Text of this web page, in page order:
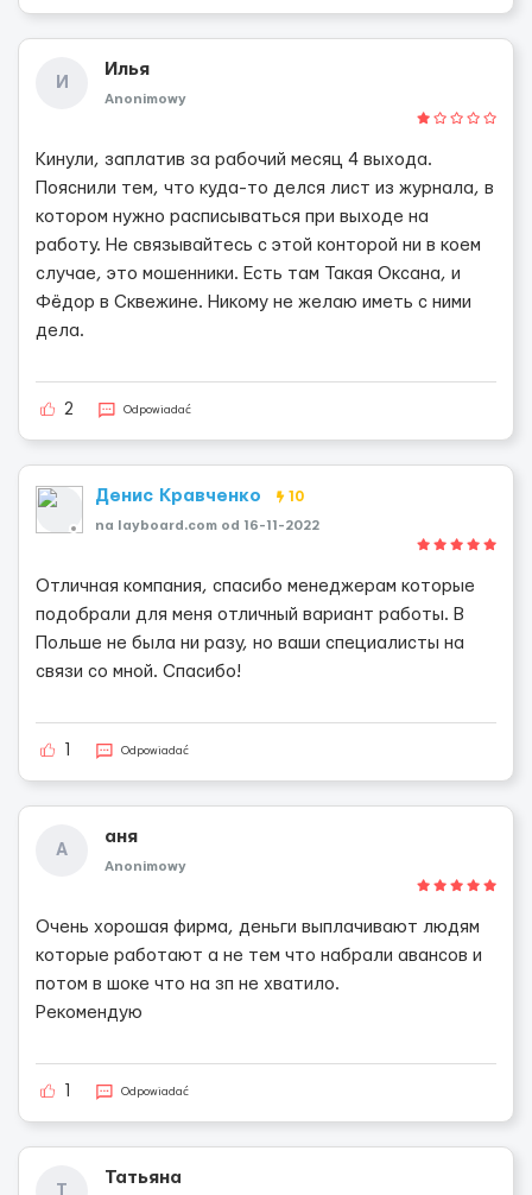
И
Илья
Anonimowy
Кинули, заплатив за рабочий месяц 4 выхода.
Пояснили тем, что куда-то делся лист из журнала, в
котором нужно расписываться при выходе на
работу. Не связывайтесь с этой конторой ни в коем
случае, это мошенники. Есть там Такая Оксана, и
Фёдор в Сквежине. Никому не желаю иметь с ними
дела.
2 Odpowiadać
Денис Кравченко 10
na layboard.com od 16-11-2022
Отличная компания, спасибо менеджерам которые
подобрали для меня отличный вариант работы. В
Польше не была ни разу, но ваши специалисты на
связи со мной. Спасибо!
Odpowiadać
А
аня
Anonimowy
Очень хорошая фирма, деньги выплачивают людям
которые работают а не тем что набрали авансов и
потом в шоке что на зп не хватило.
Рекомендую
Odpowiadać
Т
Татьяна